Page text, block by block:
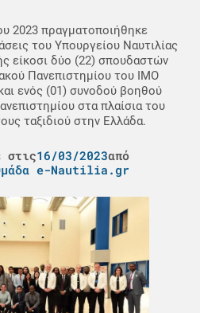
2023 πραγματοποιήθηκε
του Υπουργείου Ναυτιλίας
είκοσι δύο (22) σπουδαστών
Πανεπιστημίου του ΙΜΟ
ενός (01) συνοδού βοηθού
στα πλαίσια του
ταξιδιού στην Ελλάδα.
στις16/03/2023από
e-Nautilia.gr